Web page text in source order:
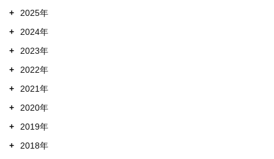
+
2025年
+
2024年
+
2023年
+
2022年
+
2021年
+
2020年
+
2019年
+
2018年